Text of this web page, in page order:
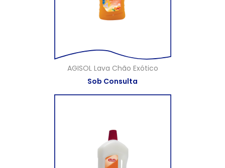
AGISOL Lava Chão Exótico
Sob Consulta